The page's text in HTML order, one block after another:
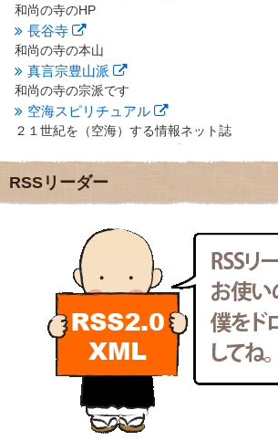
2012年7月(10)
2012年6月
2012年5月(16)
2012年4月 (16)
2012年3月(17)
2012年2月(20)
2012年1月(25)
2011年11月(28)
2011年10月(31)
2011年9月(24)
2011年7月(18)
2011年6月
2011年5月
(15)
2011年4月(17)
2011年3月(15)
2011年2月
2011年1月(22)
2010年12月(21)
2010年11月
2010年10月(13)
(16)
和尚の寺のHP
長谷寺
和尚の寺の本山
真言宗豊山派
和尚の寺の宗派です
空海スピリチュアル
２１世紀を（空海）する情報ネット誌
地域のライターさんです
小豆島 圓満寺
新聞屋の道具箱
新聞社で使われる用語の解説など
makotoさんの御符内巡礼記
東京の巡礼記です
POLYHEDON
いろいろなことが書いてあるよ
bunchan
あちこち行って！
目白鍼灸院
日本人の繊細な体質にあわせた、やさしく気
RSSリーダー